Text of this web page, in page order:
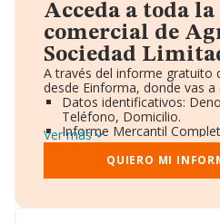
Acceda a toda
comercial de
Sociedad
A través del informe gratuito
desde Einforma, donde vas a
Datos identificativos:
Teléfono, Domicilio.
Informe Mercantil
Gráficos de Evolución
Consejo de
Directivos y Ejecutivos.
Ver más
QUIERO MI